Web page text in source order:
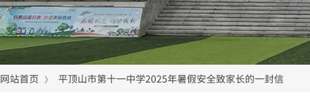
网站首页 》 平顶山市第十一中学2025年暑假安全致家长的一封信